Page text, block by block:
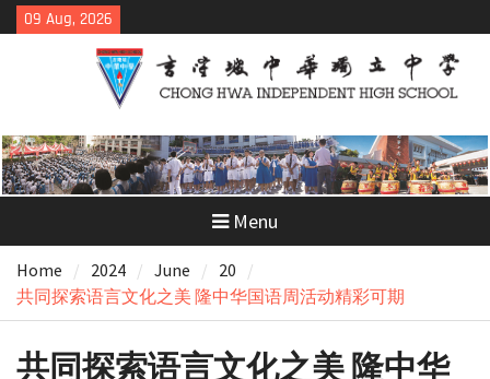
Skip
to
09 Aug, 2026
Menu
Home 2024 June
20
共同探索语言文化之美 隆中华国语周活动精彩可期
共同探索语言文化之美 隆中华